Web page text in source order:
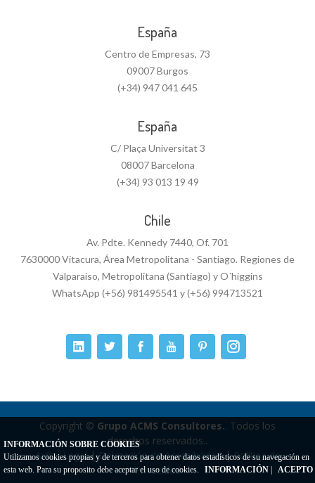
España
Centro de Empresas, 73
09007 Burgos
(+34) 947 041 645
España
C/ Plaça Universitat 3
08007 Barcelona
(+34) 93 013 19 49
Chile
Av. Pdte. Kennedy 7440, Of. 701
7630000 Vitacura, Área Metropolitana - Santiago. Regiones de
Valparaíso, Metropolitana (Santiago) y O´higgins
WhatsApp (+56) 981495541 y (+56) 994713521
Copyright © Grupo ACMS Consultores.. Todos los
derechos reservados..
Aviso Legal|Delaración de Accesibilidad|Política de
Privacidad
INFORMACIÓN SOBRE COOKIES
Utilizamos cookies propias y de terceros para obtener datos estadísticos de su navegación en
esta web. Para su proposito debe aceptar el uso de cookies.
INFORMACIÓN ACEPTO